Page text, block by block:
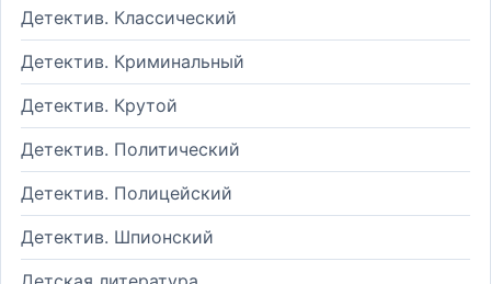
Детектив. Классический
Детектив. Криминальный
Детектив. Крутой
Детектив. Политический
Детектив. Полицейский
Детектив. Шпионский